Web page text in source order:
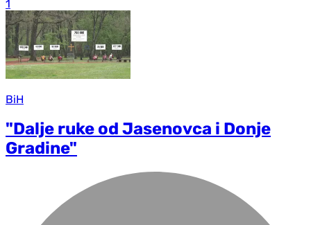
1
BiH
"Dalje ruke od Jasenovca i Donje
Gradine"